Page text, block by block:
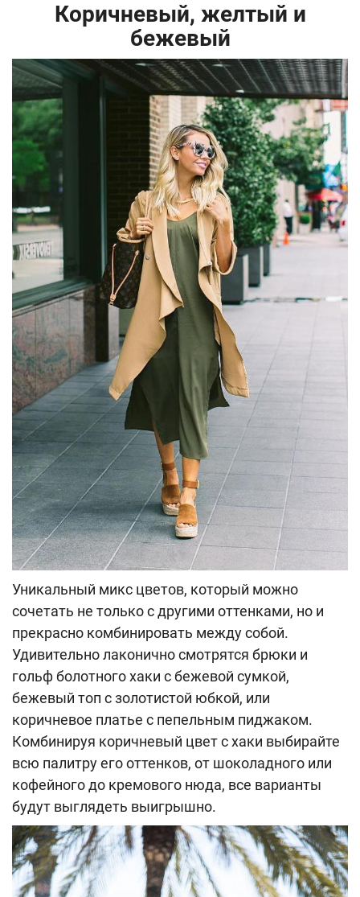
Коричневый, желтый и
бежевый
Уникальный микс цветов, который можно
сочетать не только с другими оттенками, но и
прекрасно комбинировать между собой.
Удивительно лаконично смотрятся брюки и
гольф болотного хаки с бежевой сумкой,
бежевый топ с золотистой юбкой, или
коричневое платье с пепельным пиджаком.
Комбинируя коричневый цвет с хаки выбирайте
всю палитру его оттенков, от шоколадного или
кофейного до кремового нюда, все варианты
будут выглядеть выигрышно.